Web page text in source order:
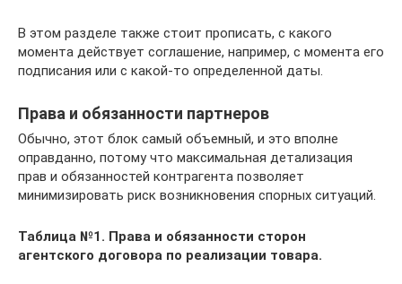
В этом разделе также стоит прописать, с какого
момента действует соглашение, например, с момента его
подписания или с какой-то определенной даты.
Права и обязанности партнеров
Обычно, этот блок самый объемный, и это вполне
оправданно, потому что максимальная детализация
прав и обязанностей контрагента позволяет
минимизировать риск возникновения спорных ситуаций.
Таблица №1. Права и обязанности сторон
агентского договора по реализации товара.